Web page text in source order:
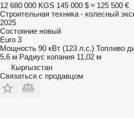
12 680 000 KGS 145 000 $ ≈ 125 500 €
Строительная техника - колесный
2025
Состояние новый
Euro 3
Мощность 90 кВт (123 л.с.) Топливо
5,6 м Радиус копания 11,02 м
Кыргызстан
Связаться с продавцом